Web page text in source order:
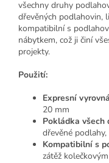
všechny druhy
dřevěných podlahovin,
kompatibilní s
nábytkem, což ji činí
projekty.
Použití:
Expresní
20 mm
Pokládka všech
dřevěné
Kompatibilní s
zátěž